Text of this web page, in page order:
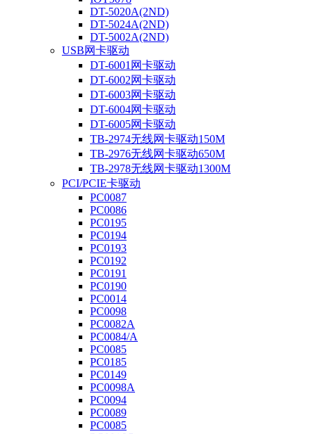
DT-5020A(2ND)
DT-5024A(2ND)
DT-5002A(2ND)
USB网卡驱动
DT-6001网卡驱动
DT-6002网卡驱动
DT-6003网卡驱动
DT-6004网卡驱动
DT-6005网卡驱动
TB-2974无线网卡驱动150M
TB-2976无线网卡驱动650M
TB-2978无线网卡驱动1300M
PCI/PCIE卡驱动
PC0087
PC0086
PC0195
PC0194
PC0193
PC0192
PC0191
PC0190
PC0014
PC0098
PC0082A
PC0084/A
PC0085
PC0185
PC0149
PC0098A
PC0094
PC0089
PC0085